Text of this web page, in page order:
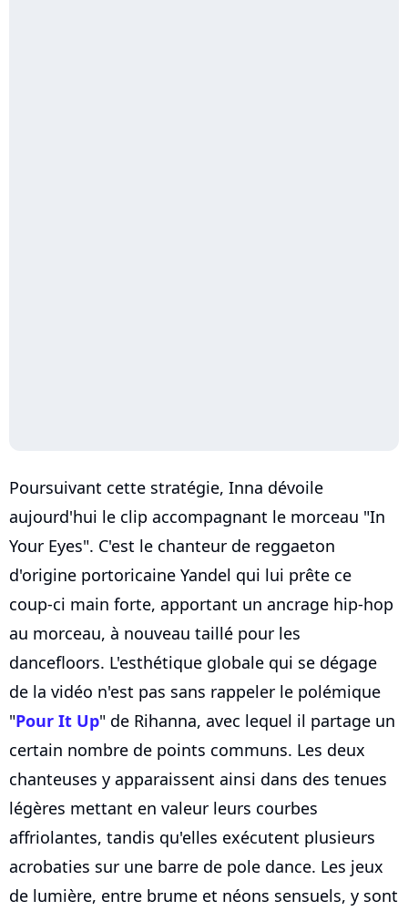
Poursuivant cette stratégie, Inna dévoile
aujourd'hui le clip accompagnant le morceau "In
Your Eyes". C'est le chanteur de reggaeton
d'origine portoricaine Yandel qui lui prête ce
coup-ci main forte, apportant un ancrage hip-hop
au morceau, à nouveau taillé pour les
dancefloors. L'esthétique globale qui se dégage
de la vidéo n'est pas sans rappeler le polémique
"Pour It Up" de Rihanna, avec lequel il partage un
certain nombre de points communs. Les deux
chanteuses y apparaissent ainsi dans des tenues
légères mettant en valeur leurs courbes
affriolantes, tandis qu'elles exécutent plusieurs
acrobaties sur une barre de pole dance. Les jeux
de lumière, entre brume et néons sensuels, y sont